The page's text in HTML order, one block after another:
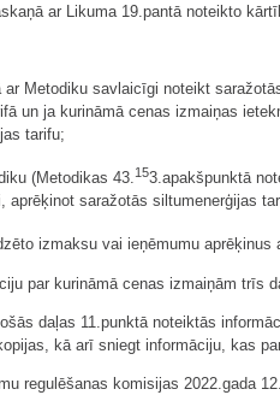
ar Likuma 19.pantā noteikto
Metodiku savlaicīgi noteikt
un ja kurināmā cenas izmaiņas
tarifu;
(Metodikas 43.153.apakšpunktā
saražotās siltumenerģijas
izmaksu vai ieņēmumu aprēķinus
par kurināmā cenas izmaiņām trīs
daļas 11.punktā noteiktās
kā arī sniegt informāciju, kas
regulēšanas komisijas 2022.gada